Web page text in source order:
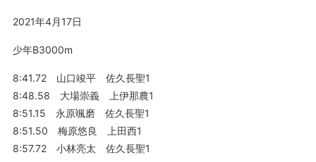
2021年4月17日
少年B3000m
8:41.72 山口竣平 佐久長聖1
8:48.58 大場崇義 上伊那農1
8:51.15 永原颯磨 佐久長聖1
8:51.50 梅原悠良 上田西1
8:57.72 小林亮太 佐久長聖1